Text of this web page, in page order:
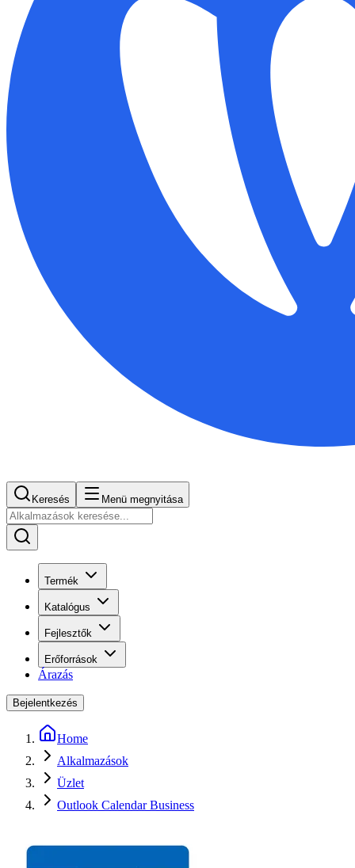
Keresés Menü megnyitása
Termék
Katalógus
Fejlesztők
Erőforrások
Árazás
Bejelentkezés
Home
Alkalmazások
Üzlet
Outlook Calendar Business